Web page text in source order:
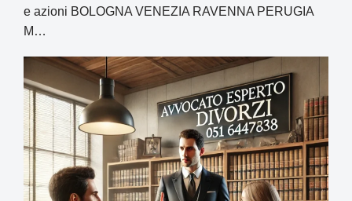
e azioni BOLOGNA VENEZIA RAVENNA PERUGIA
M…